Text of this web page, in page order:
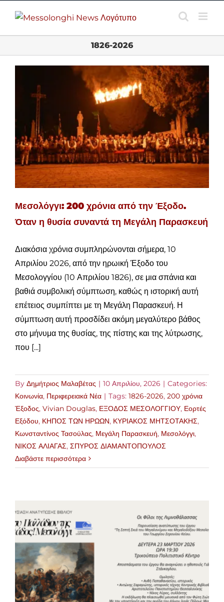
1826-2026
Μεσολόγγι: 200 χρόνια από την Έξοδο.
Όταν η θυσία συναντά τη Μεγάλη Παρασκευή
Διακόσια χρόνια συμπληρώνονται σήμερα, 10
Απριλίου 2026, από την ηρωική Έξοδο του
Μεσολογγίου (10 Απριλίου 1826), σε μια σπάνια και
βαθιά συμβολική σύμπτωση, καθώς η ιστορική αυτή
επέτειος συμπίπτει με τη Μεγάλη Παρασκευή. Η
σύμπτωση αυτή προσδίδει ακόμη μεγαλύτερο βάθος
στο μήνυμα της θυσίας, της πίστης και της λύτρωσης,
που [...]
By Δημήτριος Μαλαβέτας | 10 Απριλίου, 2026 | Categories:
Κοινωνία, Περιφερειακά Νέα | Tags: 1826-2026, 200 χρόνια
Έξοδος, Vivian Douglas, ΕΞΟΔΟΣ ΜΕΣΟΛΟΓΓΙΟΥ, Εορτές
Εξόδου, ΚΗΠΟΣ ΤΩΝ ΗΡΩΩΝ, ΚΥΡΙΑΚΟΣ ΜΗΤΣΟΤΑΚΗΣ,
Κωνσταντίνος Τασούλας, Μεγάλη Παρασκευή, Μεσολόγγι,
ΝΙΚΟΣ ΑΛΙΑΓΑΣ, ΣΠΥΡΟΣ ΔΙΑΜΑΝΤΟΠΟΥΛΟΣ
Διαβάστε περισσότερα